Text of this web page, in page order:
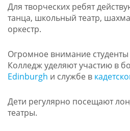
Для творческих ребят
танца, школьный театр,
оркестр.
Огромное внимание
Колледж уделяют участию в
Edinburgh и службе в
Дети регулярно посещают
театры.